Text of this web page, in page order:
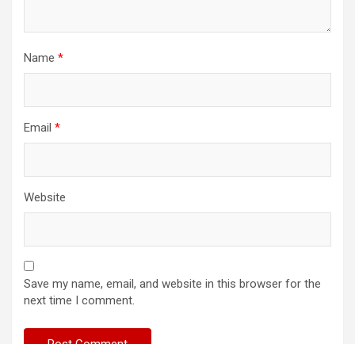
Name *
Email *
Website
Save my name, email, and website in this browser for the
next time I comment.